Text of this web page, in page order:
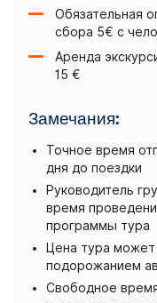
Обязательная
сбора 5€ с
Аренда
15 €
Замечания:
Точное время
дня до поездки
Руководитель
время
программы тура
Цена тура может
подорожанием
Свободное